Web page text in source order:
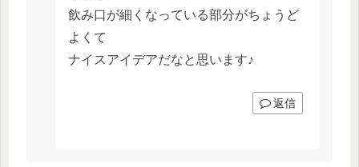
飲み口が細くなっている部分がちょうど
よくて
ナイスアイデアだなと思います♪
返信